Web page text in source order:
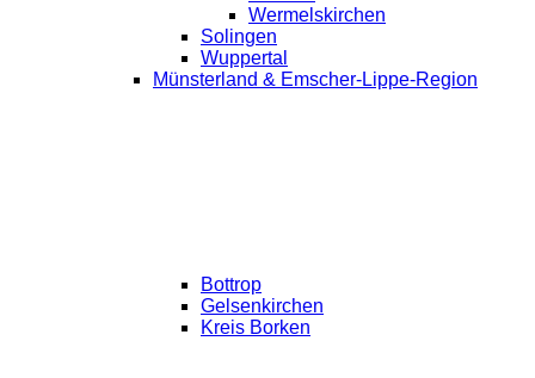
Wermelskirchen
Solingen
Wuppertal
Münsterland & Emscher-Lippe-Region
Bottrop
Gelsenkirchen
Kreis Borken